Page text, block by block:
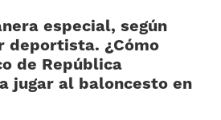
especial, según
deportista. ¿Cómo
de República
jugar al baloncesto en